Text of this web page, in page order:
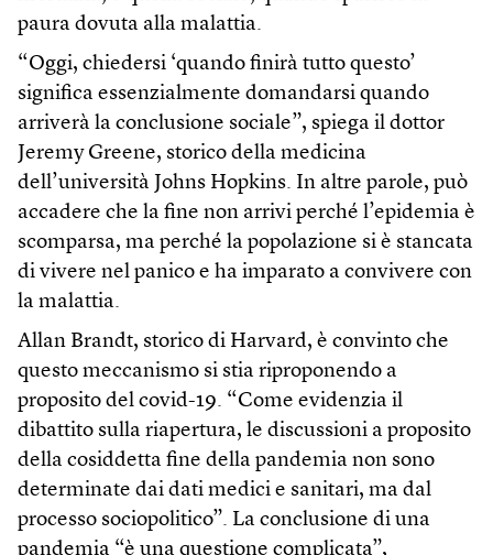
paura dovuta alla malattia.
“Oggi, chiedersi ‘quando finirà tutto questo’
significa essenzialmente domandarsi quando
arriverà la conclusione sociale”, spiega il dottor
Jeremy Greene, storico della medicina
dell’università Johns Hopkins. In altre parole, può
accadere che la fine non arrivi perché l’epidemia è
scomparsa, ma perché la popolazione si è stancata
di vivere nel panico e ha imparato a convivere con
la malattia.
Allan Brandt, storico di Harvard, è convinto che
questo meccanismo si stia riproponendo a
proposito del covid-19. “Come evidenzia il
dibattito sulla riapertura, le discussioni a proposito
della cosiddetta fine della pandemia non sono
determinate dai dati medici e sanitari, ma dal
processo sociopolitico”. La conclusione di una
pandemia “è una questione complicata”,